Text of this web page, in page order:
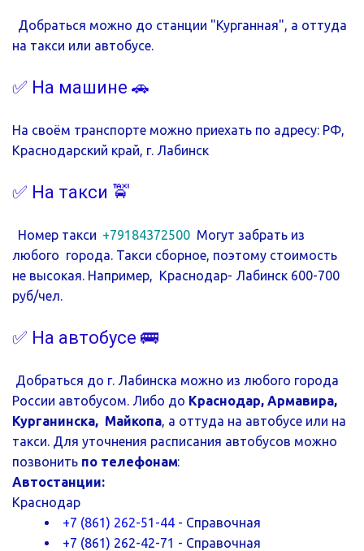
Добраться можно до станции "Курганная", а оттуда
на такси или автобусе.
✅ На машине 🚗
На своём транспорте можно приехать по адресу: РФ,
Краснодарский край, г. Лабинск
✅ На такси 🚖
Номер такси +79184372500 Могут забрать из
любого  города. Такси сборное, поэтому стоимость
не высокая. Например,  Краснодар- Лабинск 600-700
руб/чел.
✅ На автобусе 🚌
России автобусом. Либо до Краснодар, Армавира,
Курганинска,  Майкопа, а оттуда на автобусе или на
такси. Для уточнения расписания автобусов можно
позвонить по телефонам:
Автостанции:
Краснодар
+7 (861) 262-51-44 - Справочная
+7 (861) 262-42-71 - Справочная